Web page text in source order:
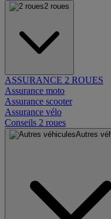
2 roues
ASSURANCE 2 ROUES
Assurance moto
Assurance scooter
Assurance vélo
Conseils 2 roues
Autres